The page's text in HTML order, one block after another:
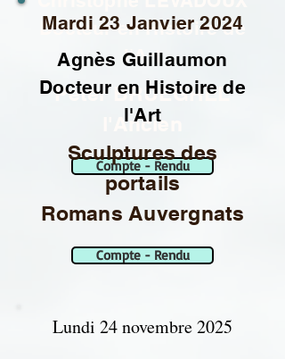
Docteur en Histoire de
l'Art
Peter BRUEGHEL
l'Ancien
Compte - Rendu
Mardi 23 Janvier 2024
Agnès Guillaumon
Docteur en Histoire de
l'Art
Sculptures des
portails
Romans Auvergnats
Compte - Rendu
Lundi 24 novembre 2025